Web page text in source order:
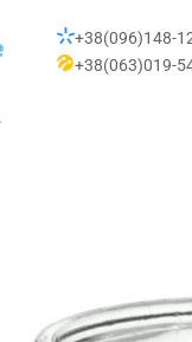
+38(096)148-
+38(063)019-